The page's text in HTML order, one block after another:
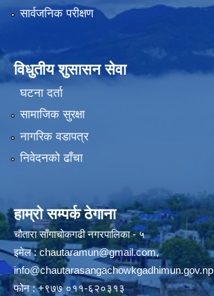
सार्वजनिक परीक्षण
विधुतीय शुसासन सेवा
घटना दर्ता
सामाजिक सुरक्षा
नागरिक वडापत्र
निवेदनको ढाँचा
हाम्रो सम्पर्क ठेगाना
चौतारा साँगाचोकगढी नगरपालिका - ५
इमेल :chautaramun@gmail.com,
info@chautarasangachowkgadhimun.gov.np
फोन : +९७७ ०११-६२०३१३